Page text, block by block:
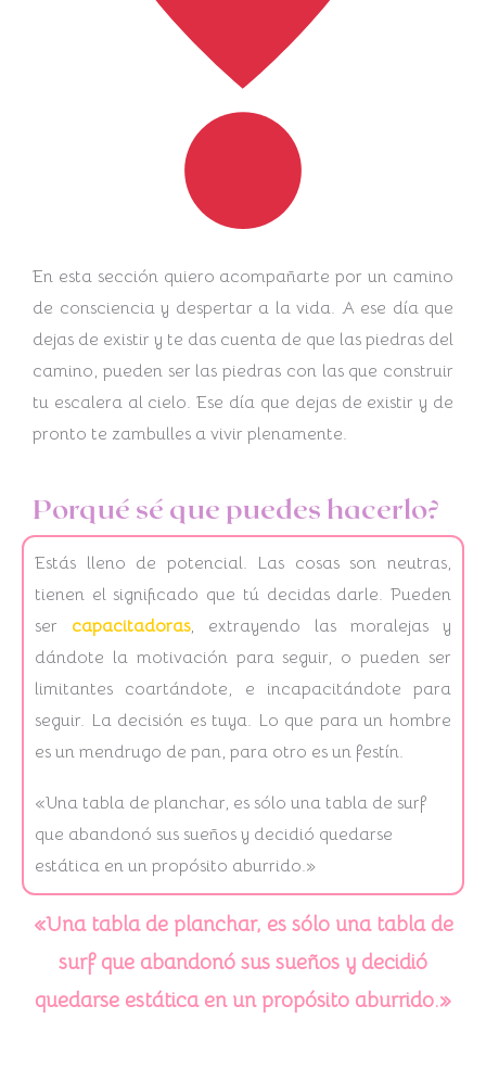
En esta sección quiero acompañarte por un camino
de consciencia y despertar a la vida. A ese día que
dejas de existir y te das cuenta de que las piedras del
camino, pueden ser las piedras con las que construir
tu escalera al cielo. Ese día que dejas de existir y de
pronto te zambulles a vivir plenamente.
Porqué sé que puedes hacerlo?
Estás lleno de potencial. Las cosas son neutras,
tienen el significado que tú decidas darle. Pueden
ser capacitadoras, extrayendo las moralejas y
dándote la motivación para seguir, o pueden ser
limitantes coartándote, e incapacitándote para
seguir. La decisión es tuya. Lo que para un hombre
es un mendrugo de pan, para otro es un festín.
«Una tabla de planchar, es sólo una tabla de surf
que abandonó sus sueños y decidió quedarse
estática en un propósito aburrido.»
«Una tabla de planchar, es sólo una tabla de
surf que abandonó sus sueños y decidió
quedarse estática en un propósito aburrido.»